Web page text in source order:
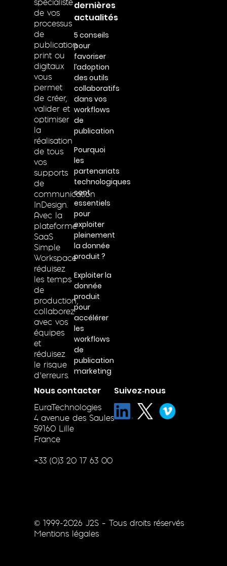
spécialiste
de vos
processus
de
publication
print ou
digitaux
vous
permet
de créer,
valider et
optimiser
la
réalisation
de tous
vos
supports
de
communication
InDesign.
Avec la
plateforme
SaaS
Simple
Workspace
réduisez
les temps
de
production,
collaborez
avec vos
équipes
et
réduisez
le risque
d’erreurs.
dernières
actualités
5 conseils
pour
favoriser
l’adoption
des outils
collaboratifs
dans vos
workflows
de
publication
Pourquoi
les
partenariats
technologiques
sont
essentiels
pour
exploiter
pleinement
la donnée
produit ?
Exploiter la
donnée
produit
pour
accélérer
les
workflows
de
publication
marketing
Nous contacter
EuraTechnologies
4 avenue des Saules
59160 Lille
France
+33 (0)3 20 17 63 00
Suivez‑nous
© 1999-2026 J2S – Tous droits réservés
Mentions légales